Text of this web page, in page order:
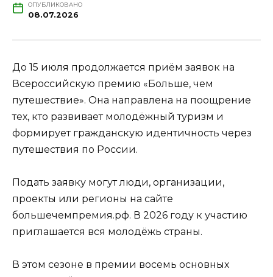
ОПУБЛИКОВАНО
08.07.2026
До 15 июля продолжается приём заявок на
Всероссийскую премию «Больше, чем
путешествие». Она направлена на поощрение
тех, кто развивает молодёжный туризм и
формирует гражданскую идентичность через
путешествия по России.
Подать заявку могут люди, организации,
проекты или регионы на сайте
большечемпремия.рф. В 2026 году к участию
приглашается вся молодёжь страны.
В этом сезоне в премии восемь основных